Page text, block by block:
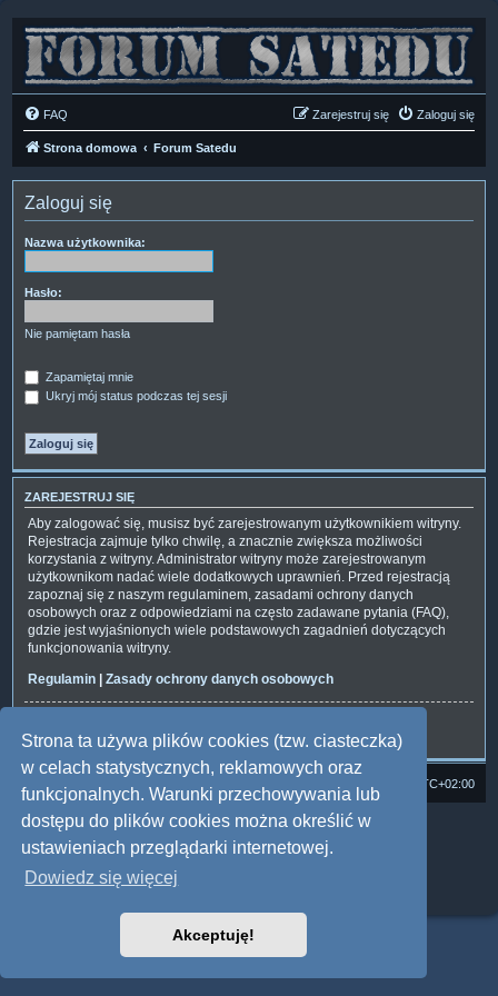
Strona ta używa plików cookies (tzw. ciasteczka)
w celach statystycznych, reklamowych oraz
funkcjonalnych. Warunki przechowywania lub
dostępu do plików cookies można określić w
ustawieniach przeglądarki internetowej.
Dowiedz się więcej
Akceptuję!
FAQ Zaloguj się
Zarejestruj się
Strona domowa Forum Satedu
Zaloguj się
Nazwa użytkownika:
Hasło:
Nie pamiętam hasła
Zapamiętaj mnie
Ukryj mój status podczas tej sesji
ZAREJESTRUJ SIĘ
Aby zalogować się, musisz być zarejestrowanym użytkownikiem witryny.
Rejestracja zajmuje tylko chwilę, a znacznie zwiększa możliwości
korzystania z witryny. Administrator witryny może zarejestrowanym
użytkownikom nadać wiele dodatkowych uprawnień. Przed rejestracją
zapoznaj się z naszym regulaminem, zasadami ochrony danych
osobowych oraz z odpowiedziami na często zadawane pytania (FAQ),
gdzie jest wyjaśnionych wiele podstawowych zagadnień dotyczących
funkcjonowania witryny.
Regulamin | Zasady ochrony danych osobowych
UTC+02:00
Technologię dostarczaphpBB ® Forum Software © phpBB Limited
Polski pakiet językowy dostarczaphpBB.pl
Style: Multi Design by Joyce&Luna
phpBB
Zasady ochrony danych osobowych